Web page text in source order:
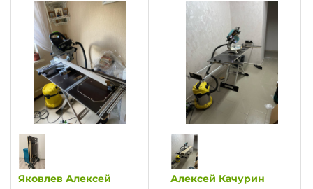
Яковлев Алексей
Алексей Качурин